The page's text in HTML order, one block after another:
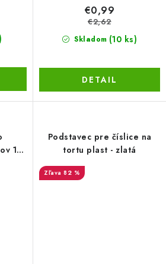
Skladom (10 ks)
€0,99
€2,62
DETAIL
12
Podstavec pre číslice na
tortu plast - zlatá
82 %